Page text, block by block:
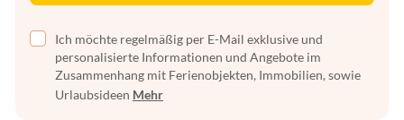
Ich möchte regelmäßig per E-Mail exklusive und
personalisierte Informationen und Angebote im
Zusammenhang mit Ferienobjekten, Immobilien, sowie
Urlaubsideen Mehr